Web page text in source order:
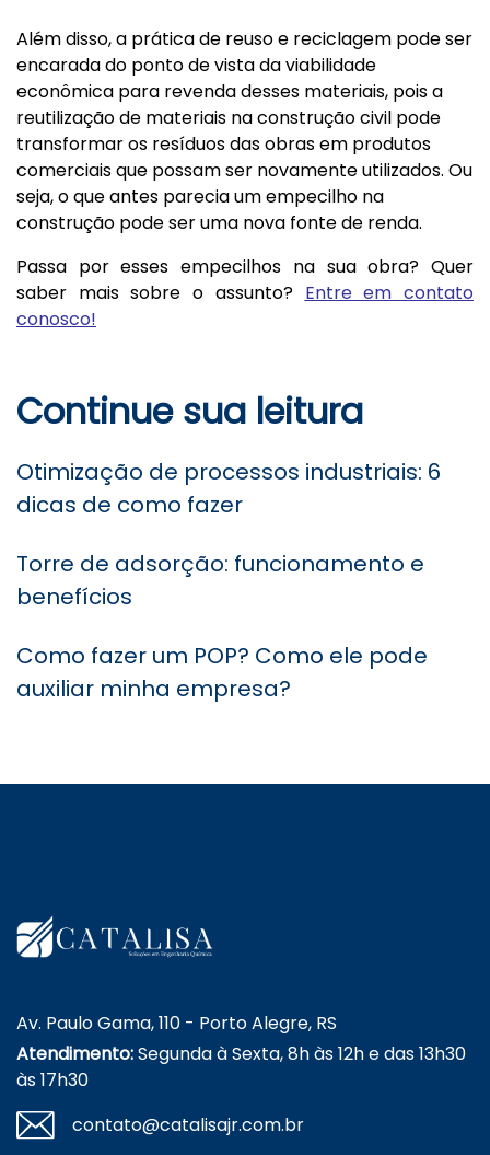
Além disso, a prática de reuso e reciclagem pode ser
encarada do ponto de vista da viabilidade
econômica para revenda desses materiais, pois a
reutilização de materiais na construção civil pode
transformar os resíduos das obras em produtos
comerciais que possam ser novamente utilizados. Ou
seja, o que antes parecia um empecilho na
construção pode ser uma nova fonte de renda.
Passa por esses empecilhos na sua obra? Quer
saber mais sobre o assunto? Entre em contato
conosco!
Continue sua leitura
Otimização de processos industriais: 6
dicas de como fazer
Torre de adsorção: funcionamento e
benefícios
Como fazer um POP? Como ele pode
auxiliar minha empresa?
Av. Paulo Gama, 110 - Porto Alegre, RS
Atendimento:Segunda à Sexta, 8h às 12h e das 13h30
às 17h30
contato@catalisajr.com.br